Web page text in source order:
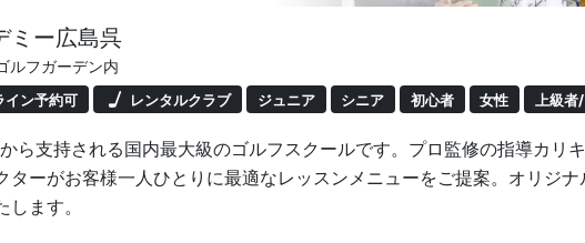
ミー広島呉
ルフガーデン内
イン予約可 レンタルクラブ ジュニア シニア 初心者 女性 上級
ら支持される国内最大級のゴルフスクールです。プロ監修の指導カリ
ーがお客様一人ひとりに最適なレッスンメニューをご提案。オリジナ
ます。